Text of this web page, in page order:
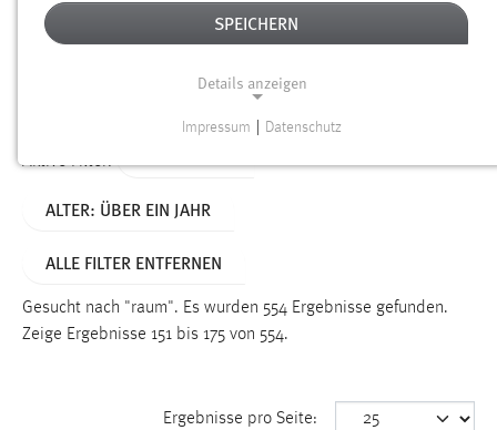
Alter
Aktive Filter:
ALTER: ÜBER EIN JAHR
ALLE FILTER ENTFERNEN
Gesucht nach "raum". Es wurden 554 Ergebnisse gefunden.
Zeige Ergebnisse 151 bis 175 von 554.
Ergebnisse pro Seite:
SPEICHERN
Details anzeigen
Funktionen und sind für die einwandfreie Funktion der
Name:
Dieser Cookie speichert die ausgewählten Einverständnis-
Impressum Datenschutz